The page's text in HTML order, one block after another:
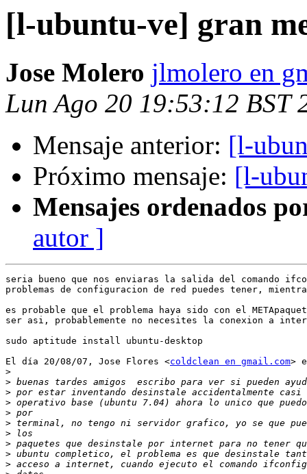
[l-ubuntu-ve] gran
Jose Molero jlmolero en
Lun Ago 20 19:53:12 BST
Mensaje anterior: [l-
Próximo mensaje: [l-
Mensajes ordenados
autor ]
seria bueno que nos enviaras la salida del comando
problemas de configuracion de red puedes tener,
es probable que el problema haya sido con el
ser asi, probablemente no necesites la conexion a
sudo aptitude install ubuntu-desktop
El día 20/08/07, Jose Flores <coldclean en gmail.com>
>
>
>
>
>
>
>
>
>
>